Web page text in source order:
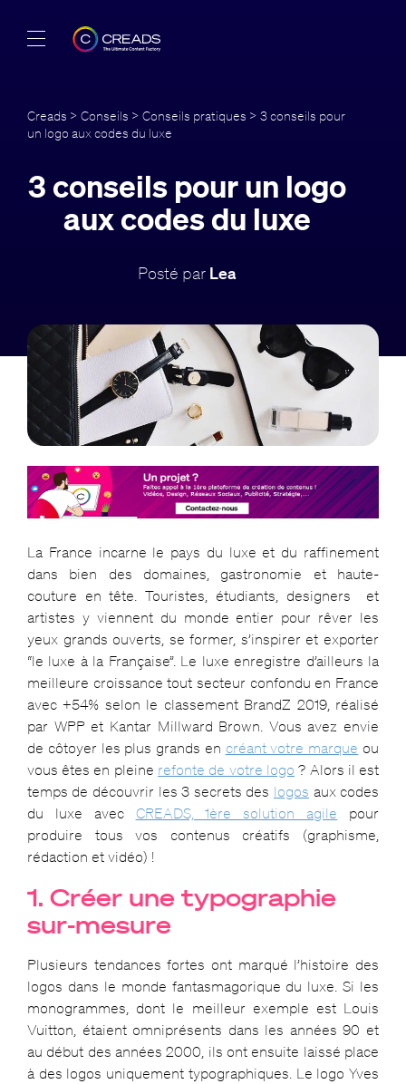
Offres
À propos
Guide
FR
Creads > Conseils > Conseils pratiques > 3 conseils pour
un logo aux codes du luxe
3 conseils pour un logo
aux codes du luxe
Posté par Lea
La France incarne le pays du luxe et du raffinement
dans bien des domaines, gastronomie et haute-
couture en tête. Touristes, étudiants, designers et
artistes y viennent du monde entier pour rêver les
yeux grands ouverts, se former, s’inspirer et exporter
“le luxe à la Française”. Le luxe enregistre d’ailleurs la
meilleure croissance tout secteur confondu en France
avec +54% selon le classement BrandZ 2019, réalisé
par WPP et Kantar Millward Brown. Vous avez envie
de côtoyer les plus grands en créant votre marque ou
vous êtes en pleine refonte de votre logo ? Alors il est
temps de découvrir les 3 secrets des logos aux codes
du luxe avec CREADS, 1ère solution agile pour
produire tous vos contenus créatifs (graphisme,
rédaction et vidéo) !
1. Créer une typographie
sur-mesure
Plusieurs tendances fortes ont marqué l’histoire des
logos dans le monde fantasmagorique du luxe. Si les
monogrammes, dont le meilleur exemple est Louis
Vuitton, étaient omniprésents dans les années 90 et
au début des années 2000, ils ont ensuite laissé place
à des logos uniquement typographiques. Le logo Yves